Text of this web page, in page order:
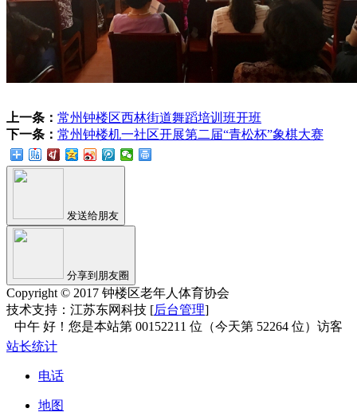
上一条： 常州钟楼区西林街道舞蹈培训班开班
下一条： 常州钟楼机一社区开展第二届“青松杯”象棋大赛
发送给朋友
分享到朋友圈
Copyright © 2017 钟楼区老年人体育协会
技术支持：江苏东网科技 [后台管理]
站长统计
电话
地图